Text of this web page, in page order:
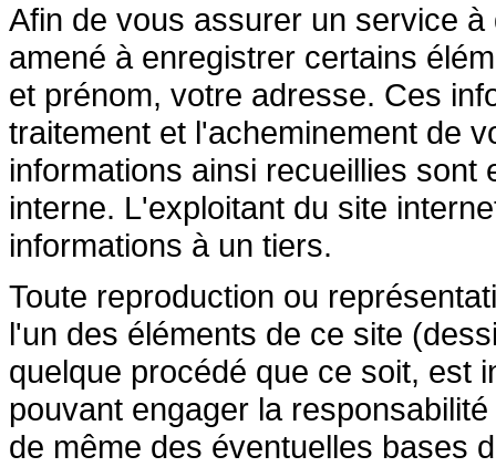
Afin de vous assurer un service
amené à enregistrer certains
et prénom, votre adresse. Ces
traitement et l'acheminement de
informations ainsi recueillies
interne. L'exploitant du site
informations à un tiers.
Toute reproduction ou
l'un des éléments de ce site
quelque procédé que ce soit, est
pouvant engager la
de même des éventuelles bases